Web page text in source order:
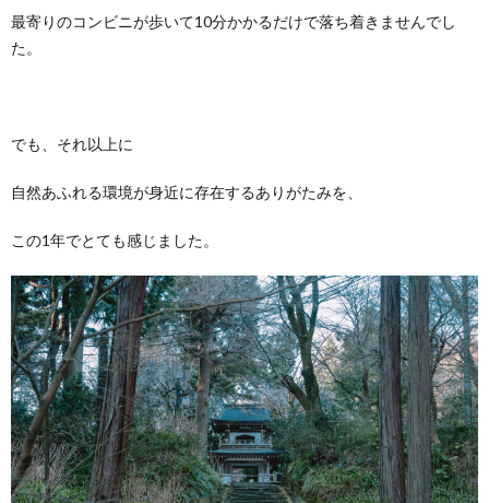
最寄りのコンビニが歩いて10分かかるだけで落ち着きませんでし
た。
でも、それ以上に
自然あふれる環境が身近に存在するありがたみを、
この1年でとても感じました。